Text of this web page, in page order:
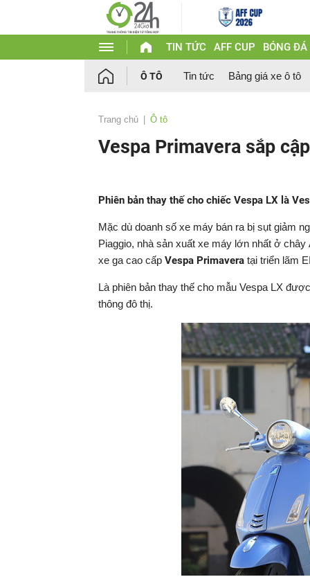
TIN TỨC AFF CUP BÓNG ĐÁ
Ô TÔ Tin tức Bảng giá xe ô tô
Trang chủ Ô tô
Vespa Primavera sắp
Phiên bản thay thế cho chiếc Vespa LX là
Mặc dù doanh số xe máy bán ra bị sụt giảm
Piaggio, nhà sản xuất xe máy lớn nhất ở
xe ga cao cấp Vespa Primavera tại triển lãm
Là phiên bản thay thế cho mẫu Vespa LX
thông đô thị.